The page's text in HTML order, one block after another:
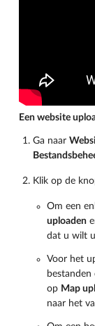
Een website
Ga naar
Klik op de
Om een
uploaden
dat u wilt
Voor het
op Map
naar het